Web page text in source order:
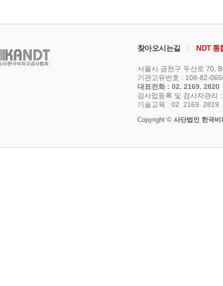
찾아오시는길 NDT 통
서울시 금천구 두산로 70,
기관고유번호 : 108-82-
대표전화 : 02. 2169. 2820
검사업등록 및 검사자관리
기술교육 : 02. 2169. 2819
Copyright © 사단법인 한국